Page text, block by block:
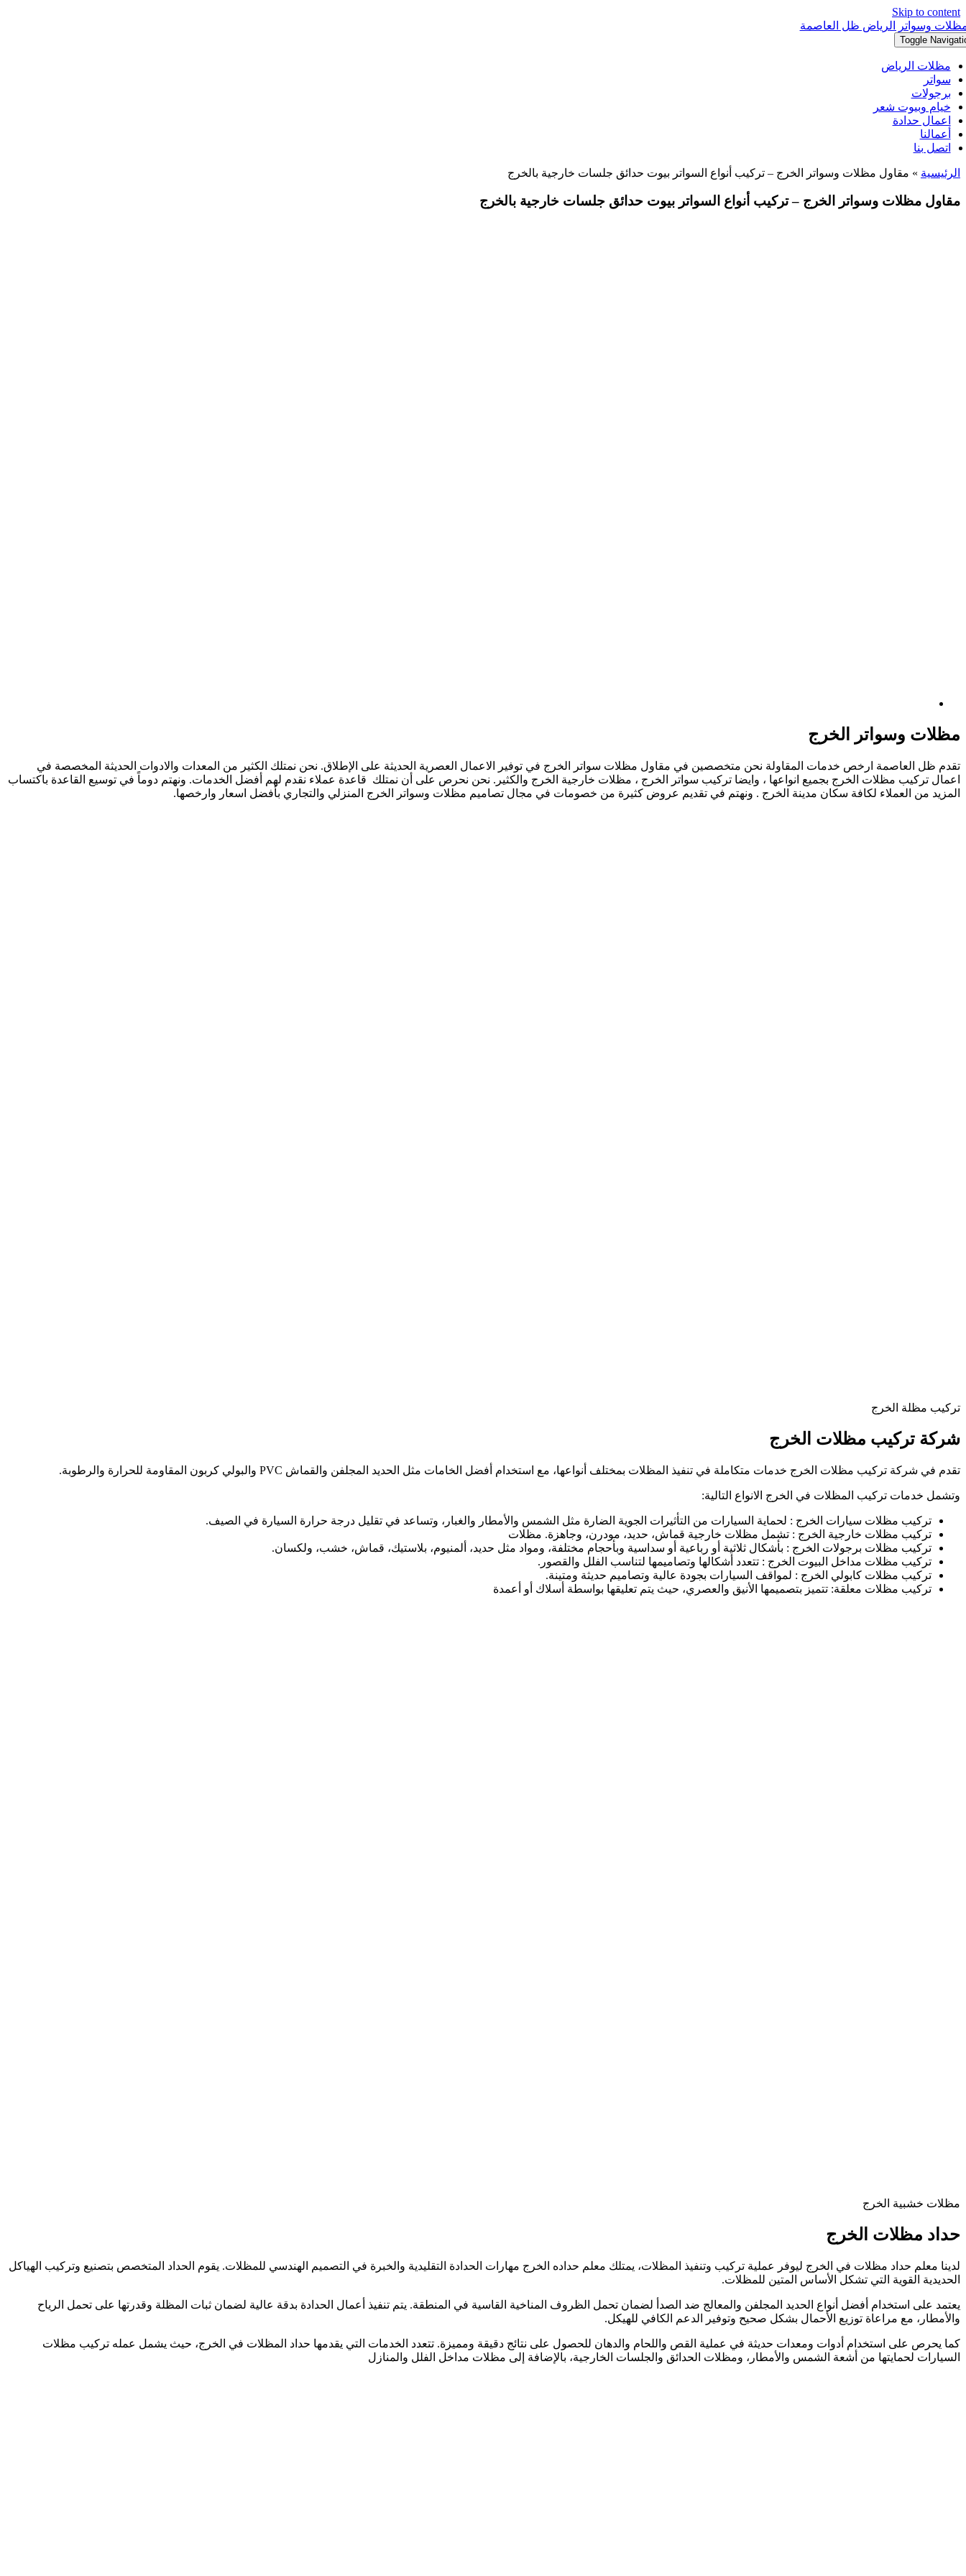
Skip to content
Toggle
مظلات الرياض
سواتر
برجولات
خيام وبيوت شعر
اعمال حدادة
أعمالنا
اتصل بنا
الرئيسية » مقاول مظلات وسواتر الخرج – تركيب أنواع السواتر بيوت حدائق جلسات خارجية بالخرج
مقاول مظلات وسواتر الخرج – تركيب أنواع السواتر بيوت حدائق جلسات خارجية بالخرج
مظلات وسواتر الخرج
تقدم ظل العاصمة ارخص خدمات المقاولة نحن متخصصين في مقاول مظلات سواتر الخرج في توفير الاعمال العصرية الحديثة على الإطلاق. نحن نمتلك الكثير من المعدات والادوات الحديثة المخصصة في
اعمال تركيب مظلات الخرج بجميع انواعها ، وايضا تركيب سواتر الخرج ، مظلات خارجية الخرج والكثير. نحن نحرص على أن نمتلك قاعدة عملاء نقدم لهم أفضل الخدمات. ونهتم دوماً في توسيع القاعدة باكتساب
المزيد من العملاء لكافة سكان مدينة الخرج . ونهتم في تقديم عروض كثيرة من خصومات في مجال تصاميم مظلات وسواتر الخرج المنزلي والتجاري بأفضل اسعار وارخصها.
تركيب مظلة الخرج
شركة تركيب مظلات الخرج
تقدم في شركة تركيب مظلات الخرج خدمات متكاملة في تنفيذ المظلات بمختلف أنواعها، مع استخدام أفضل الخامات مثل الحديد المجلفن والقماش PVC والبولي كربون المقاومة للحرارة والرطوبة.
وتشمل خدمات تركيب المظلات في الخرج الانواع التالية:
تركيب مظلات سيارات الخرج : لحماية السيارات من التأثيرات الجوية الضارة مثل الشمس والأمطار والغبار، وتساعد في تقليل درجة حرارة السيارة في الصيف.
تركيب مظلات خارجية الخرج : تشمل مظلات خارجية قماش، حديد، مودرن، وجاهزة. مظلات
تركيب مظلات برجولات الخرج : بأشكال ثلاثية أو رباعية أو سداسية وبأحجام مختلفة، ومواد مثل حديد، ألمنيوم، بلاستيك، قماش، خشب، ولكسان.
تركيب مظلات مداخل البيوت الخرج : تتعدد أشكالها وتصاميمها لتناسب الفلل والقصور.
تركيب مظلات كابولي الخرج : لمواقف السيارات بجودة عالية وتصاميم حديثة ومتينة.
تركيب مظلات معلقة: تتميز بتصميمها الأنيق والعصري، حيث يتم تعليقها بواسطة أسلاك أو أعمدة
مظلات خشبية الخرج
حداد مظلات الخرج
لدينا معلم حداد مظلات في الخرج ليوفر عملية تركيب وتنفيذ المظلات، يمتلك معلم حداده الخرج مهارات الحدادة التقليدية والخبرة في التصميم الهندسي للمظلات. يقوم الحداد المتخصص بتصنيع وتركيب الهياكل
الحديدية القوية التي تشكل الأساس المتين للمظلات.
يعتمد على استخدام أفضل أنواع الحديد المجلفن والمعالج ضد الصدأ لضمان تحمل الظروف المناخية القاسية في المنطقة. يتم تنفيذ أعمال الحدادة بدقة عالية لضمان ثبات المظلة وقدرتها على تحمل الرياح
والأمطار، مع مراعاة توزيع الأحمال بشكل صحيح وتوفير الدعم الكافي للهيكل.
كما يحرص على استخدام أدوات ومعدات حديثة في عملية القص واللحام والدهان للحصول على نتائج دقيقة ومميزة. تتعدد الخدمات التي يقدمها حداد المظلات في الخرج، حيث يشمل عمله تركيب مظلات
السيارات لحمايتها من أشعة الشمس والأمطار، ومظلات الحدائق والجلسات الخارجية، بالإضافة إلى مظلات مداخل الفلل والمنازل